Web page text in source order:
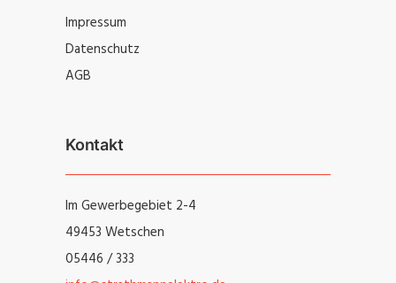
Impressum
Datenschutz
AGB
Kontakt
Im Gewerbegebiet 2-4
49453 Wetschen
05446 / 333